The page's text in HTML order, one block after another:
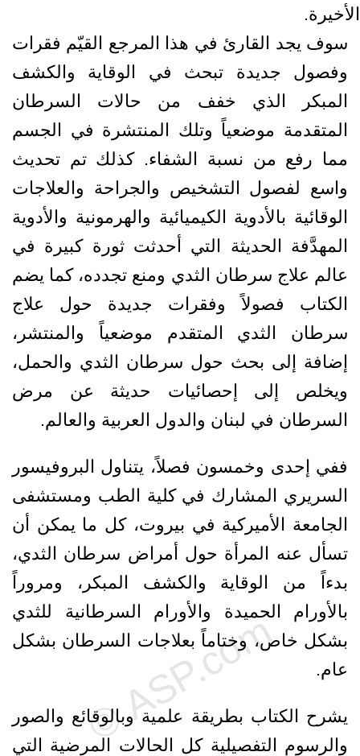
الأخيرة.
سوف يجد القارئ في هذا المرجع القيّم فقرات
وفصول جديدة تبحث في الوقاية والكشف
المبكر الذي خفف من حالات السرطان
المتقدمة موضعياً وتلك المنتشرة في الجسم
مما رفع من نسبة الشفاء. كذلك تم تحديث
واسع لفصول التشخيص والجراحة والعلاجات
الوقائية بالأدوية الكيميائية والهرمونية والأدوية
المهدَّفة الحديثة التي أحدثت ثورة كبيرة في
عالم علاج سرطان الثدي ومنع تجدده، كما يضم
الكتاب فصولاً وفقرات جديدة حول علاج
سرطان الثدي المتقدم موضعياً والمنتشر،
إضافة إلى بحث حول سرطان الثدي والحمل،
ويخلص إلى إحصائيات حديثة عن مرض
السرطان في لبنان والدول العربية والعالم.
ففي إحدى وخمسون فصلاً، يتناول البروفيسور
السريري المشارك في كلية الطب ومستشفى
الجامعة الأميركية في بيروت، كل ما يمكن أن
تسأل عنه المرأة حول أمراض سرطان الثدي،
بدءاً من الوقاية والكشف المبكر، ومروراً
بالأورام الحميدة والأورام السرطانية للثدي
بشكل خاص، وختاماً بعلاجات السرطان بشكل
عام.
يشرح الكتاب بطريقة علمية وبالوقائع والصور
والرسوم التفصيلية كل الحالات المرضية التي